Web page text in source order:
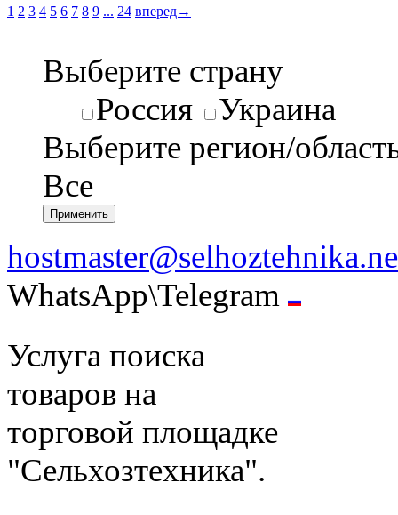
1 2 3 4 5 6 7 8 9 ... 24 вперед→
Выберите страну
Россия
Украина
Выберите регион/
Все
WhatsApp\Telegram
Услуга поиска
товаров на
торговой площадке
"Сельхозтехника".